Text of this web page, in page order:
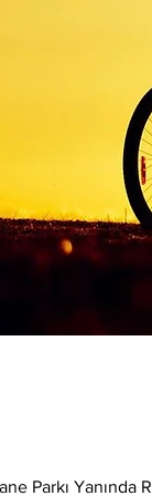
Parkı Yanında